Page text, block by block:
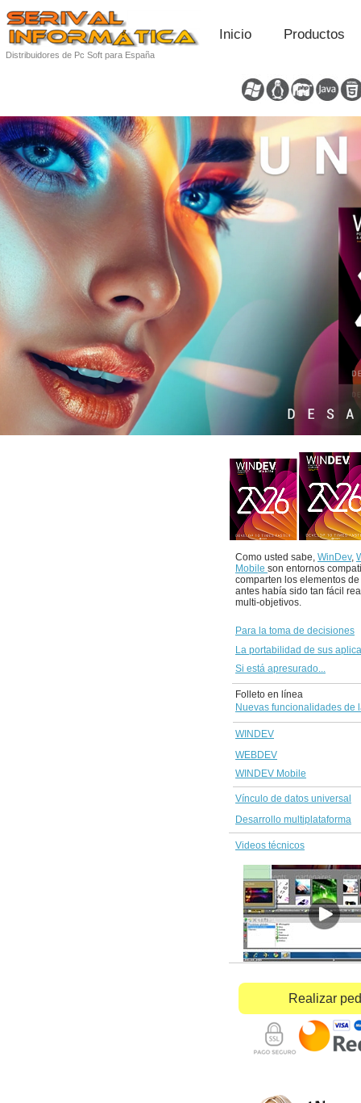
Distribuidores de Pc Soft para España
Como usted sabe, WinDev,
Mobile son entornos
comparten los elementos
antes había sido tan fácil
multi-objetivos.
Para la toma de decisiones
La portabilidad de sus
Si está apresurado...
Folleto en línea
Nuevas funcionalidades de
WINDEV
WEBDEV
WINDEV Mobile
Vínculo de datos universal
Desarrollo multiplataforma
Videos técnicos
Realizar
Inicio Productos